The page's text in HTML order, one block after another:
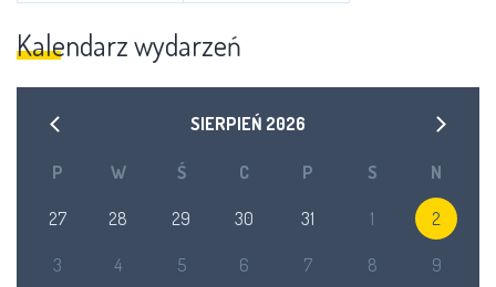
Kalendarz wydarzeń
SIERPIEŃ 2026
P W Ś C P S N
27 28 29 30 31 1 2
3 4 5 6 7 8 9